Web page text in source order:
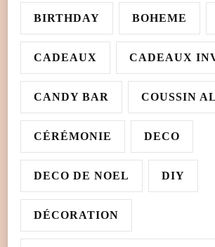
BIRTHDAY BOHEME
CADEAUX CADEAUX
CANDY BAR COUSSIN
CÉRÉMONIE DECO
DECO DE NOEL DIY
DÉCORATION